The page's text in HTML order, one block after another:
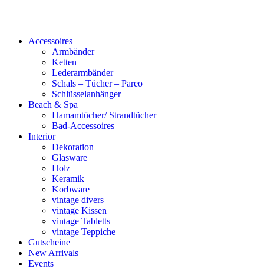
Accessoires
Armbänder
Ketten
Lederarmbänder
Schals – Tücher – Pareo
Schlüsselanhänger
Beach & Spa
Hamamtücher/ Strandtücher
Bad-Accessoires
Interior
Dekoration
Glasware
Holz
Keramik
Korbware
vintage divers
vintage Kissen
vintage Tabletts
vintage Teppiche
Gutscheine
New Arrivals
Events